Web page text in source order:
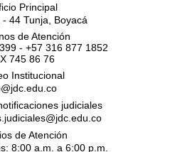
Principal
- 44 Tunja, Boyacá
de Atención
- +57 316 877 1852
745 86 76
Institucional
judiciales
de Atención
8:00 a.m. a 6:00 p.m.